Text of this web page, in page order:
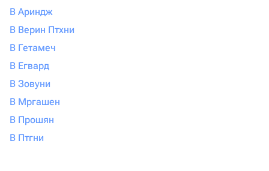
В Ариндж
В Верин Птхни
В Гетамеч
В Егвард
В Зовуни
В Мргашен
В Прошян
В Птгни